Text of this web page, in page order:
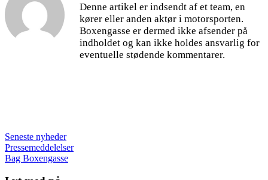
Denne artikel er indsendt af et team, en
kører eller anden aktør i motorsporten.
Boxengasse er dermed ikke afsender på
indholdet og kan ikke holdes ansvarlig for
eventuelle stødende kommentarer.
Seneste nyheder
Pressemeddelelser
Bag Boxengasse